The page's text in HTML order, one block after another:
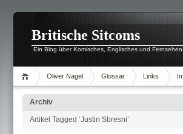
Britische Sitcoms
Ein Blog über Komisches, Englisches und Fernsehen
Oliver Nagel Glossar Links
Archiv
Artikel Tagged ‘Justin Sbresni’